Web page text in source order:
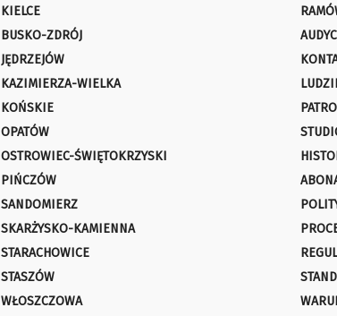
KIELCE
BUSKO-ZDRÓJ
JĘDRZEJÓW
KAZIMIERZA-WIELKA
KOŃSKIE
OPATÓW
OSTROWIEC-ŚWIĘTOKRZYSKI
PIŃCZÓW
SANDOMIERZ
SKARŻYSKO-KAMIENNA
STARACHOWICE
STASZÓW
WŁOSZCZOWA